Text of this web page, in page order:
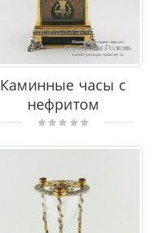
Каминные часы с
нефритом